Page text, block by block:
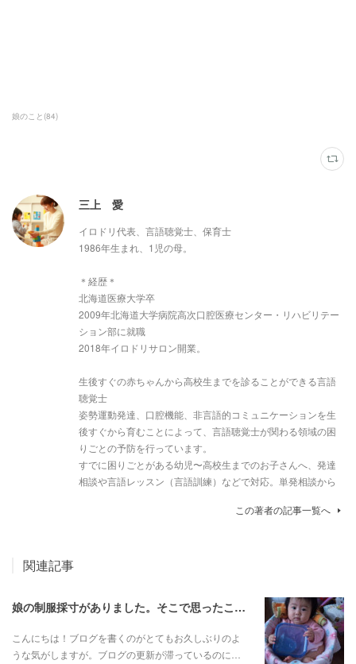
娘のこと (84)
三上 愛
イロドリ代表、言語聴覚士、保育士
1986年生まれ、1児の母。
＊経歴＊
北海道医療大学卒
2009年北海道大学病院高次口腔医療センター・リハビリテー
ション部に就職
2018年イロドリサロン開業。
生後すぐの赤ちゃんから高校生までを診ることができる言語
聴覚士
姿勢運動発達、口腔機能、非言語的コミュニケーションを生
後すぐから育むことによって、言語聴覚士が関わる領域の困
りごとの予防を行っています。
すでに困りごとがある幼児〜高校生までのお子さんへ、発達
相談や言語レッスン（言語訓練）などで対応。単発相談から
この著者の記事一覧へ
関連記事
娘の制服採寸がありました。そこで思ったこと。
こんにちは！ブログを書くのがとてもお久しぶりのよ
うな気がしますが。ブログの更新が滞っているのに…